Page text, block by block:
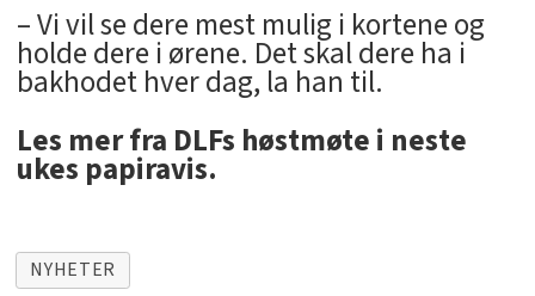
– Vi vil se dere mest mulig i kortene og
holde dere i ørene. Det skal dere ha i
bakhodet hver dag, la han til.
Les mer fra DLFs høstmøte i neste
ukes papiravis.
NYHETER